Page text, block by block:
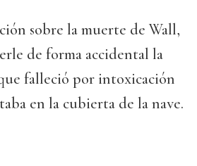
sobre la muerte de Wall,
de forma accidental la
falleció por intoxicación
en la cubierta de la nave.